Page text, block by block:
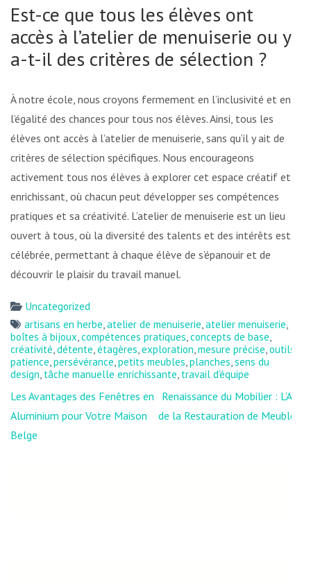
Est-ce que tous les élèves ont
accès à l’atelier de menuiserie ou y
a-t-il des critères de sélection ?
À notre école, nous croyons fermement en l’inclusivité et en
l’égalité des chances pour tous nos élèves. Ainsi, tous les
élèves ont accès à l’atelier de menuiserie, sans qu’il y ait de
critères de sélection spécifiques. Nous encourageons
activement tous nos élèves à explorer cet espace créatif et
enrichissant, où chacun peut développer ses compétences
pratiques et sa créativité. L’atelier de menuiserie est un lieu
ouvert à tous, où la diversité des talents et des intérêts est
célébrée, permettant à chaque élève de s’épanouir et de
découvrir le plaisir du travail manuel.
Uncategorized
artisans en herbe,atelier de menuiserie,atelier menuiserie,
boîtes à bijoux,compétences pratiques,concepts de base,
créativité,détente,étagères,exploration,mesure précise,outils
patience,persévérance,petits meubles,planches,sens du
design, tâche manuelle enrichissante, travail d'équipe
Navigation
de
l’article
Les Avantages des Fenêtres en
Aluminium pour Votre Maison
Belge
Renaissance du Mobilier : L’Art
de la Restauration de Meubles